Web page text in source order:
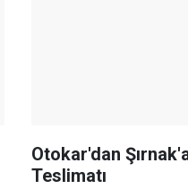
Otokar'dan
Teslimatı